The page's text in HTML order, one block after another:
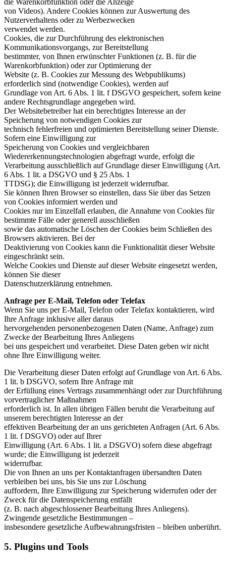
die Warenkorbfunktion oder die Anzeige
von Videos). Andere Cookies können zur Auswertung des
Nutzerverhaltens oder zu Werbezwecken
verwendet werden.
Cookies, die zur Durchführung des elektronischen
Kommunikationsvorgangs, zur Bereitstellung
bestimmter, von Ihnen erwünschter Funktionen (z. B. für die
Warenkorbfunktion) oder zur Optimierung der
Website (z. B. Cookies zur Messung des Webpublikums)
erforderlich sind (notwendige Cookies), werden auf
Grundlage von Art. 6 Abs. 1 lit. f DSGVO gespeichert, sofern keine
andere Rechtsgrundlage angegeben wird.
Der Websitebetreiber hat ein berechtigtes Interesse an der
Speicherung von notwendigen Cookies zur
technisch fehlerfreien und optimierten Bereitstellung seiner Dienste.
Sofern eine Einwilligung zur
Speicherung von Cookies und vergleichbaren
Wiedererkennungstechnologien abgefragt wurde, erfolgt die
Verarbeitung ausschließlich auf Grundlage dieser Einwilligung (Art.
6 Abs. 1 lit. a DSGVO und § 25 Abs. 1
TTDSG); die Einwilligung ist jederzeit widerrufbar.
Sie können Ihren Browser so einstellen, dass Sie über das Setzen
von Cookies informiert werden und
Cookies nur im Einzelfall erlauben, die Annahme von Cookies für
bestimmte Fälle oder generell ausschließen
sowie das automatische Löschen der Cookies beim Schließen des
Browsers aktivieren. Bei der
Deaktivierung von Cookies kann die Funktionalität dieser Website
eingeschränkt sein.
Welche Cookies und Dienste auf dieser Website eingesetzt werden,
können Sie dieser
Datenschutzerklärung entnehmen.
Anfrage per E-Mail, Telefon oder Telefax
Wenn Sie uns per E-Mail, Telefon oder Telefax kontaktieren, wird
Ihre Anfrage inklusive aller daraus
hervorgehenden personenbezogenen Daten (Name, Anfrage) zum
Zwecke der Bearbeitung Ihres Anliegens
bei uns gespeichert und verarbeitet. Diese Daten geben wir nicht
ohne Ihre Einwilligung weiter.
Die Verarbeitung dieser Daten erfolgt auf Grundlage von Art. 6 Abs.
1 lit. b DSGVO, sofern Ihre Anfrage mit
der Erfüllung eines Vertrags zusammenhängt oder zur Durchführung
vorvertraglicher Maßnahmen
erforderlich ist. In allen übrigen Fällen beruht die Verarbeitung auf
unserem berechtigten Interesse an der
effektiven Bearbeitung der an uns gerichteten Anfragen (Art. 6 Abs.
1 lit. f DSGVO) oder auf Ihrer
Einwilligung (Art. 6 Abs. 1 lit. a DSGVO) sofern diese abgefragt
wurde; die Einwilligung ist jederzeit
widerrufbar.
Die von Ihnen an uns per Kontaktanfragen übersandten Daten
verbleiben bei uns, bis Sie uns zur Löschung
auffordern, Ihre Einwilligung zur Speicherung widerrufen oder der
Zweck für die Datenspeicherung entfällt
(z. B. nach abgeschlossener Bearbeitung Ihres Anliegens).
Zwingende gesetzliche Bestimmungen –
insbesondere gesetzliche Aufbewahrungsfristen – bleiben unberührt.
5. Plugins und Tools